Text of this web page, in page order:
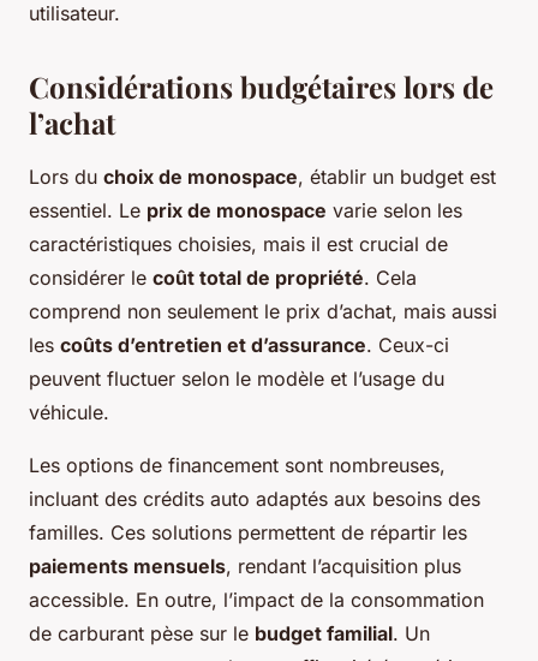
utilisateur.
Considérations budgétaires lors de
l’achat
Lors du choix de monospace, établir un budget est
essentiel. Le prix de monospace varie selon les
caractéristiques choisies, mais il est crucial de
considérer le coût total de propriété. Cela
comprend non seulement le prix d’achat, mais aussi
les coûts d’entretien et d’assurance. Ceux-ci
peuvent fluctuer selon le modèle et l’usage du
véhicule.
Les options de financement sont nombreuses,
incluant des crédits auto adaptés aux besoins des
familles. Ces solutions permettent de répartir les
paiements mensuels, rendant l’acquisition plus
accessible. En outre, l’impact de la consommation
de carburant pèse sur le budget familial. Un